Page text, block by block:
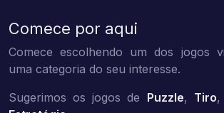
Comece por aqui
Comece escolhendo um dos jogos
uma categoria do seu interesse.
Sugerimos os jogos de Puzzle, Tiro,